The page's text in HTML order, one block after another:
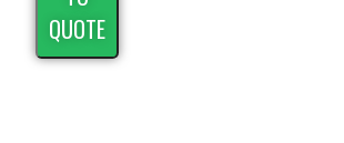
QUOTE